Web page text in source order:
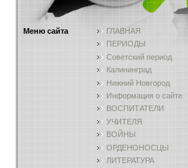
Меню сайта
ГЛАВНАЯ
ПЕРИОДЫ
Советский период
Калининград
Нижний Новгород
Информация о сайте
ВОСПИТАТЕЛИ
УЧИТЕЛЯ
ВОЙНЫ
ОРДЕНОНОСЦЫ
ЛИТЕРАТУРА